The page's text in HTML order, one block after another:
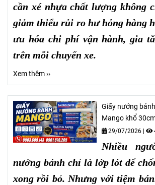
cần xé nhựa chất lượng không
giảm thiểu rủi ro hư hỏng hàng
ưu hóa chi phí vận hành, gia
trên mỗi chuyến xe.
Xem thêm ››
Giấy nướng
Mango khổ
29/07/2026 |
Nhiều
nướng bánh chỉ là lớp lót để
xong rồi bỏ. Nhưng với tiệm